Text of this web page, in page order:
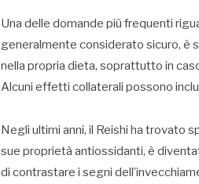
Una delle domande più frequenti
generalmente considerato sicuro, è
nella propria dieta, soprattutto in
Alcuni effetti collaterali possono
Negli ultimi anni, il Reishi ha trovato
sue proprietà antiossidanti, è
di contrastare i segni